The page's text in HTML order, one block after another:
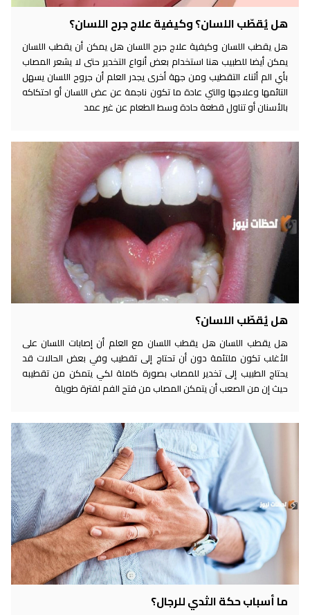
هل يُقطّب اللسان؟ وكيفية علاج جرح اللسان؟
هل يقطب اللسان وكيفية علاج جرح اللسان هل يمكن أن يقطب اللسان
يمكن أيضا للطبيب هنا استخدام بعض أنواع التخدير حتى لا يشعر المصاب
بأي الم أثناء التقطيب ومن جهة أخرى يجدر العلم أن جروح اللسان يسهل
التائمها وعلاجها والتي عادة ما تكون ناجمة عن عض اللسان أو احتكاكه
بالأسنان أو تناول قطعة حادة وسط الطعام عن غير عمد
هل يُقطّب اللسان؟
هل يقطب اللسان هل يقطب اللسان مع العلم أن إصابات اللسان على
الأغلب تكون ملتئمة دون أن تحتاج إلى تقطيب وفي بعض الحالات قد
يحتاج الطبيب إلى تخدير للمصاب بصورة كاملة لكي يتمكن من تقطيبه
حيث إن من الصعب أن يتمكن المصاب من فتح الفم لفترة طويلة
ما أسباب حكة الثدي للرجال؟